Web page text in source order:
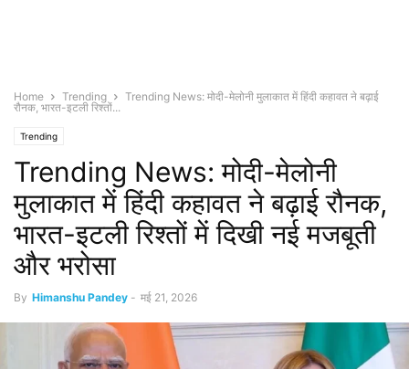
Home Trending
Trending News: मोदी-मेलोनी मुलाकात में हिंदी कहावत ने बढ़ाई
रौनक, भारत-इटली रिश्तों...
Trending
Trending News: मोदी-मेलोनी
मुलाकात में हिंदी कहावत ने बढ़ाई रौनक,
भारत-इटली रिश्तों में दिखी नई मजबूती
और भरोसा
By Himanshu Pandey - मई 21, 2026